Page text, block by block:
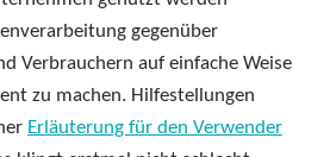
gegenüber
Verbrauchern auf einfache Weise
zu machen. Hilfestellungen
Erläuterung für den Verwender